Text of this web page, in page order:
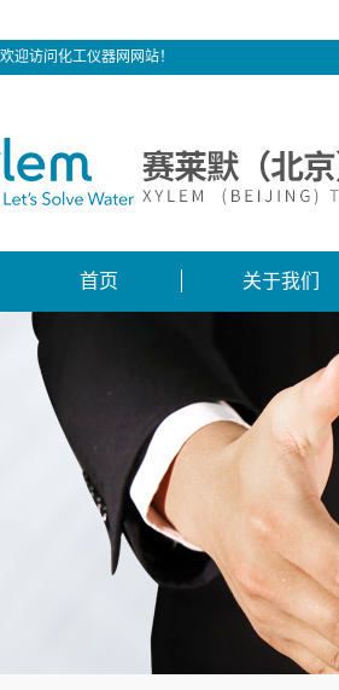
欢迎访问化工仪器网网站！
首页 关于我们